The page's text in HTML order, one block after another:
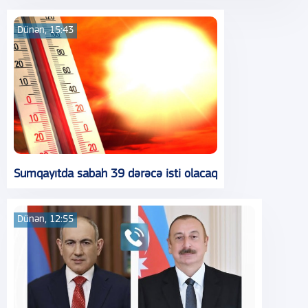
Dünən, 15:43
Sumqayıtda sabah 39 dərəcə isti olacaq
Dünən, 12:55